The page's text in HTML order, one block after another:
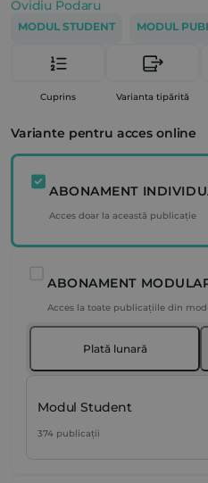
Ovidiu Podaru
MODUL STUDENT MODUL
Cuprins Varianta tipărită
Variante pentru acces online
ABONAMENT
Acces doar la această publicație
ABONAMENT
Acces la toate publicațiile din
Plată lunară
Modul Student
374 publicații